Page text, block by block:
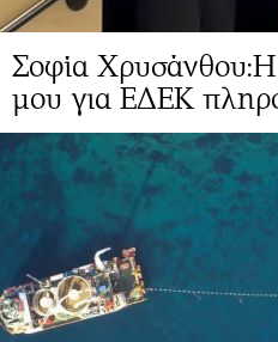
Σοφία
μου για ΕΔΕΚ